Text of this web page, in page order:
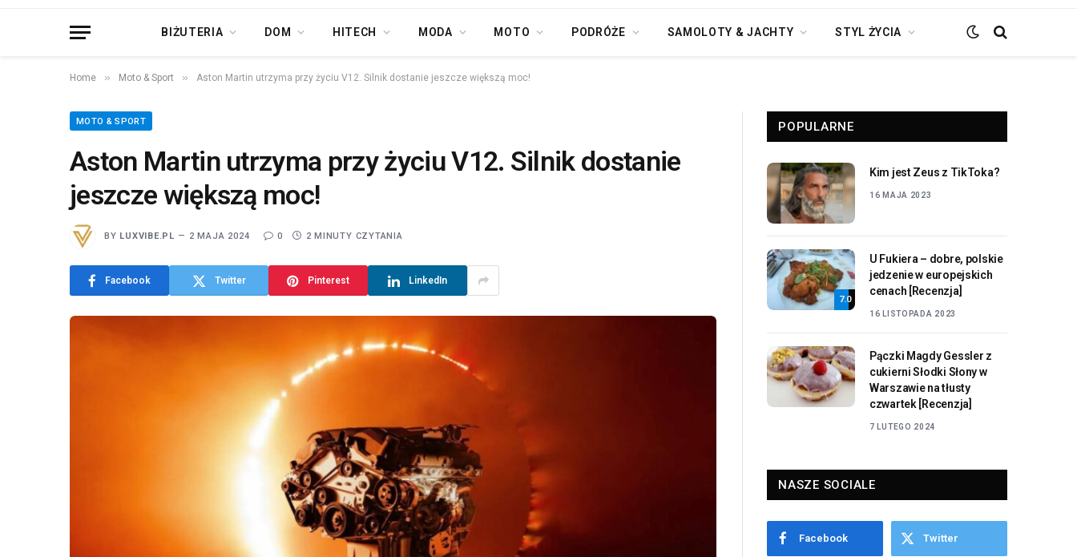
BIŻUTERIA DOM HITECH MODA MOTO PODRÓŻE SAMOLOTY & JACHTY STYL ŻYCIA
Home » Moto & Sport » Aston Martin utrzyma przy życiu V12. Silnik dostanie jeszcze większą moc!
MOTO & SPORT
Aston Martin utrzyma przy życiu V12. Silnik dostanie
jeszcze większą moc!
BY LUXVIBE.PL 2 MAJA 2024 0 2 MINUTY CZYTANIA
Facebook Twitter Pinterest LinkedIn
POPULARNE
Kim jest Zeus z TikToka?
16 MAJA 2023
7.0
U Fukiera – dobre, polskie
jedzenie w europejskich
cenach [Recenzja]
16 LISTOPADA 2023
Pączki Magdy Gessler z
cukierni Słodki Słony w
Warszawie na tłusty
czwartek [Recenzja]
7 LUTEGO 2024
NASZE SOCIALE
Facebook Twitter